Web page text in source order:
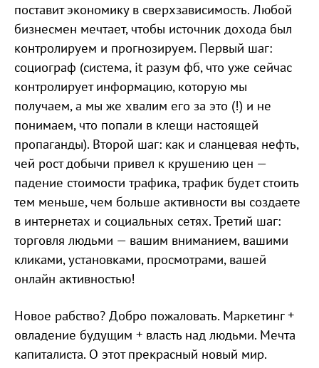
поставит экономику в сверхзависимость. Любой
бизнесмен мечтает, чтобы источник дохода был
контролируем и прогнозируем. Первый шаг:
социограф (система, it разум фб, что уже сейчас
контролирует информацию, которую мы
получаем, а мы же хвалим его за это (!) и не
понимаем, что попали в клещи настоящей
пропаганды). Второй шаг: как и сланцевая нефть,
чей рост добычи привел к крушению цен —
падение стоимости трафика, трафик будет стоить
тем меньше, чем больше активности вы создаете
в интернетах и социальных сетях. Третий шаг:
торговля людьми — вашим вниманием, вашими
кликами, установками, просмотрами, вашей
онлайн активностью!
Новое рабство? Добро пожаловать. Маркетинг +
овладение будущим + власть над людьми. Мечта
капиталиста. О этот прекрасный новый мир.